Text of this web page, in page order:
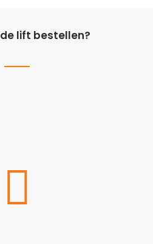
lift bestellen?